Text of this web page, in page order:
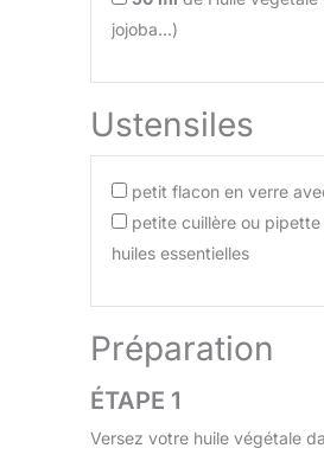
jojoba…)
Ustensiles
petit flacon en verre
petite cuillère ou
huiles essentielles
Préparation
ÉTAPE 1
Versez votre huile végétale